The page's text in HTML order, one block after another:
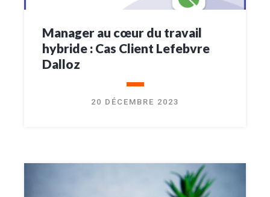
Manager au cœur du travail
hybride : Cas Client Lefebvre
Dalloz
20 DÉCEMBRE 2023